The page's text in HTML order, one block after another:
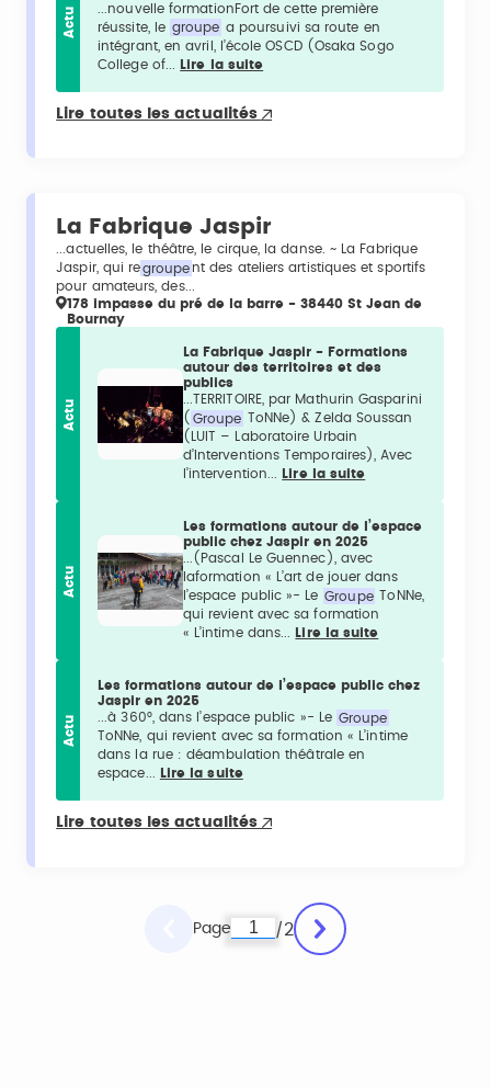
Actu
...nouvelle formationFort de cette première
réussite, le groupe a poursuivi sa route en
intégrant, en avril, l’école OSCD (Osaka Sogo
College of...
Lire la suite
Lire toutes les actualités
La Fabrique Jaspir
...actuelles, le théâtre, le cirque, la danse. ~ La Fabrique
Jaspir, qui regroupe nt des ateliers artistiques et sportifs
pour amateurs, des...
178 impasse du pré de la barre - 38440 St Jean de
Bournay
Actu
La Fabrique Jaspir - Formations
autour des territoires et des
publics
...TERRITOIRE, par Mathurin Gasparini
( Groupe
ToNNe) & Zelda Soussan
(LUIT – Laboratoire Urbain
d’Interventions Temporaires), Avec
l’intervention...
Lire la suite
Actu
Les formations autour de l’espace
public chez Jaspir en 2025
...(Pascal Le Guennec), avec
laformation « L’art de jouer dans
l’espace public »- Le Groupe
ToNNe,
qui revient avec sa formation
« L’intime dans...
Lire la suite
Actu
Les formations autour de l’espace public chez
Jaspir en 2025
...à 360°, dans l’espace public »- Le Groupe
ToNNe, qui revient avec sa formation « L’intime
dans la rue : déambulation théâtrale en
espace...
Lire la suite
Lire toutes les actualités
Page / 2